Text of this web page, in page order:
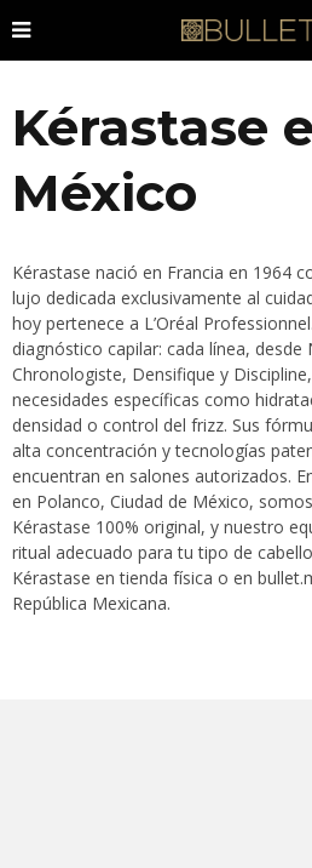
Kérastase
México
Kérastase nació en Francia en 1964
lujo dedicada exclusivamente al
hoy pertenece a L’Oréal
diagnóstico capilar: cada línea,
Chronologiste, Densifique y
necesidades específicas como
densidad o control del frizz. Sus
alta concentración y tecnologías
encuentran en salones autorizados.
en Polanco, Ciudad de México,
Kérastase 100% original, y nuestro
ritual adecuado para tu tipo de
Kérastase en tienda física o en
República Mexicana.